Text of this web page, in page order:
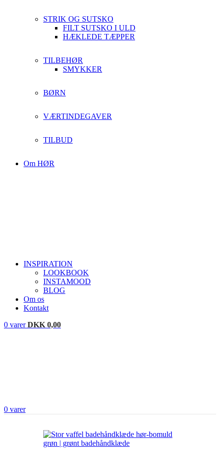
STRIK OG SUTSKO
FILT SUTSKO I ULD
HÆKLEDE TÆPPER
TILBEHØR
SMYKKER
BØRN
VÆRTINDEGAVER
TILBUD
Om HØR
INSPIRATION
LOOKBOOK
INSTAMOOD
BLOG
Om os
Kontakt
0 varer DKK 0,00
0 varer